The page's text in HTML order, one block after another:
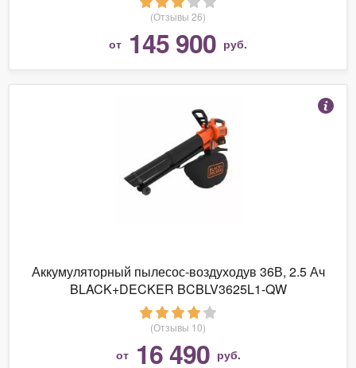
(Отзывы 26)
от 145 900 руб.
Аккумуляторный пылесос-воздуходув 36В, 2.5 Ач
BLACK+DECKER BCBLV3625L1-QW
(Отзывы 10)
от 16 490 руб.